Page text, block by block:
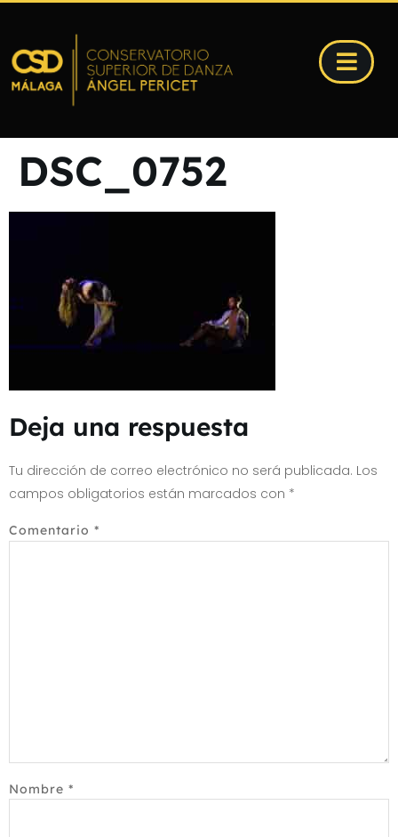
DSC_0752
Deja una respuesta
Tu dirección de correo electrónico no será publicada. Los
campos obligatorios están marcados con *
Comentario *
Nombre *